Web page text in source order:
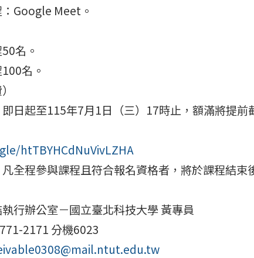
：Google Meet。
名。
名。
日起至115年7月1日（三）17時止，額滿將提前
htTBYHCdNuVivLZHA
全程參與課程且符合報名資格者，將於課程結束
行辦公室－國立臺北科技大學 黃專員
2171 分機6023